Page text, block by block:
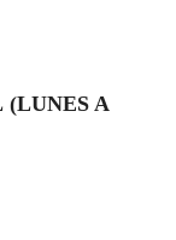
(LUNES A